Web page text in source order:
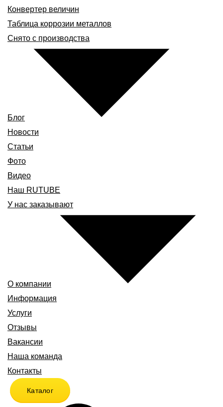
Конвертер величин
Таблица коррозии металлов
Снято с производства
Блог
Новости
Статьи
Фото
Видео
Наш RUTUBE
У нас заказывают
О компании
Информация
Услуги
Отзывы
Вакансии
Наша команда
Контакты
Каталог